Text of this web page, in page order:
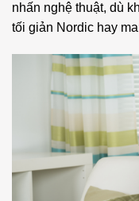
nhấn nghệ thuật, dù
tối giản Nordic hay